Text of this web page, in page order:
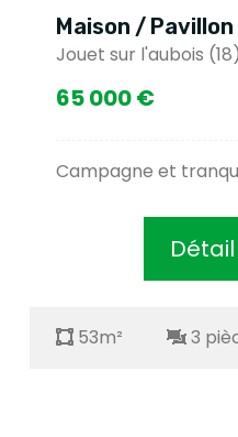
Maison / Pavillon
Jouet sur l'aubois (18)
65 000 €
Campagne et
53m² 3